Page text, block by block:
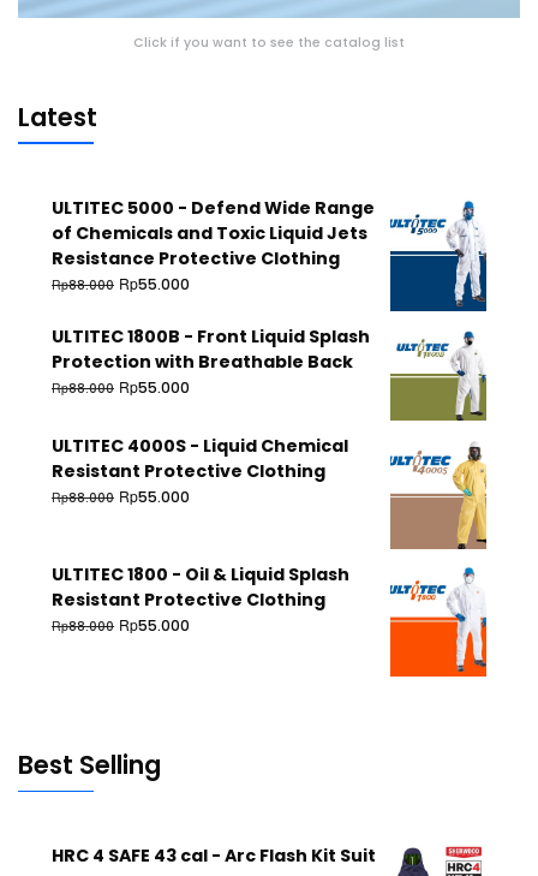
Click if you want to see the catalog list
Latest
ULTITEC 5000 - Defend Wide Range
of Chemicals and Toxic Liquid Jets
Resistance Protective Clothing
Rp88.000 Rp55.000
ULTITEC 1800B - Front Liquid Splash
Protection with Breathable Back
Rp88.000 Rp55.000
ULTITEC 4000S - Liquid Chemical
Resistant Protective Clothing
Rp88.000 Rp55.000
ULTITEC 1800 - Oil & Liquid Splash
Resistant Protective Clothing
Rp88.000 Rp55.000
Best Selling
HRC 4 SAFE 43 cal - Arc Flash Kit Suit